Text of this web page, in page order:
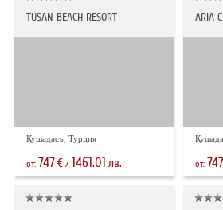
TUSAN BEACH RESORT
Кушадасъ, Турция
от: 747€/ 1461.01 лв.
ARIA
от: 747